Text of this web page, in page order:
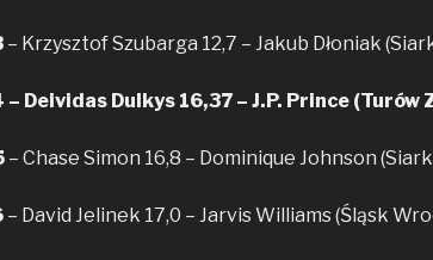
– Krzysztof Szubarga 12,7 – Jakub Dłoniak
Deividas Dulkys 16,37 – J.P. Prince
– Chase Simon 16,8 – Dominique Johnson
– David Jelinek 17,0 – Jarvis Williams (Śląsk